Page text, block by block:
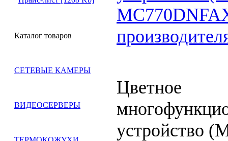
Каталог товаров
СЕТЕВЫЕ КАМЕРЫ
ВИДЕОСЕРВЕРЫ
Цветное
устройство